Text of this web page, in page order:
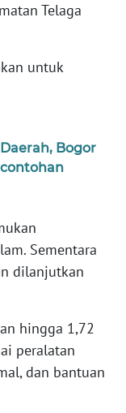
Telaga
untuk
Bogor
Sementara
dilanjutkan
hingga 1,72
peralatan
dan bantuan